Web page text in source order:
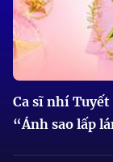
Ca sĩ nhí
“Ánh sao lấp